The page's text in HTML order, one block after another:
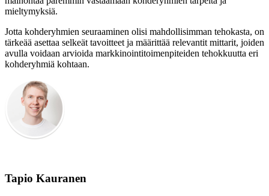
mieltymyksiä.
Jotta kohderyhmien seuraaminen olisi mahdollisimman tehokasta, on
tärkeää asettaa selkeät tavoitteet ja määrittää relevantit mittarit, joiden
avulla voidaan arvioida markkinointitoimenpiteiden tehokkuutta eri
kohderyhmiä kohtaan.
Tapio Kauranen